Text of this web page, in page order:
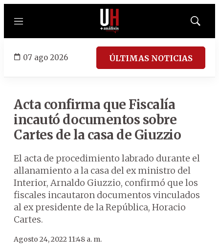
Menú
Mostrar
07 ago 2026 ÚLTIMAS NOTICIAS
Acta confirma que Fiscalía
incautó documentos sobre
Cartes de la casa de Giuzzio
El acta de procedimiento labrado durante el
allanamiento a la casa del ex ministro del
Interior, Arnaldo Giuzzio, confirmó que los
fiscales incautaron documentos vinculados
al ex presidente de la República, Horacio
Cartes.
Agosto 24, 2022 11:48 a. m.